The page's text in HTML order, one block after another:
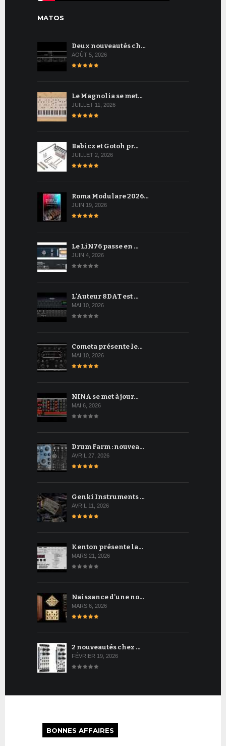
MATOS
Deux nouveautés ch…
AOÛT 5, 2026
Le Magnolia se met…
JUILLET 11, 2026
Babicz et Gotoh pr…
JUILLET 2, 2026
Roma Modulare 2026…
JUIN 19, 2026
Le LiN76 passe en …
JUIN 4, 2026
L'Auteur 8DAT est …
MAI 10, 2026
Cometa présente le…
MAI 10, 2026
NINA se met à jour…
MAI 6, 2026
Drum Farm : nouvea…
AVRIL 27, 2026
Genki Instruments …
AVRIL 11, 2026
Kenton présente la…
MARS 21, 2026
Naissance d'une no…
MARS 6, 2026
2 nouveautés chez …
FÉVRIER 19, 2026
BONNES AFFAIRES